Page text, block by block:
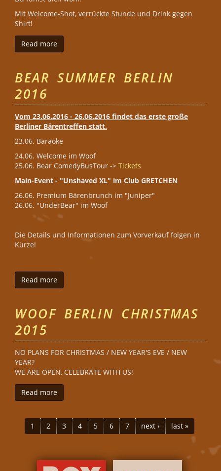
Mit Welcome-Shot, verrückte Stunde und Drink gegen
Shirt!
Read more
BEAR SUMMER BERLIN
2016
Vom 23.06.2016 - 26.06.2016 findet das erste große
Berliner Bärentreffen statt.
23.06. Bäraoke
24.06. Welcome im Woof
25.06. Bear ComedyBusTour -> Tickets
Main-Event - "Unshaved XL" im Club GRETCHEN
26.06. Premium Bärenbrunch im "Juniper"
26.06. "UnderBear" im Woof
Die Details und Informationen zum Vorverkauf folgen in
Kürze!
Read more
WOOF BERLIN CHRISTMAS
2015
NO PLANS FOR CHRISTMAS / NEW YEAR'S EVE / NEW
YEAR?
WE ARE OPEN, CELEBRATE WITH US!
Read more
PAGES
1 2 3 4 5 6 7 next › last »